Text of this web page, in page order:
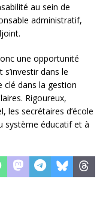
au sein de
administratif,
une opportunité
dans le
clé dans la gestion
Rigoureux,
les secrétaires d’école
système éducatif et à